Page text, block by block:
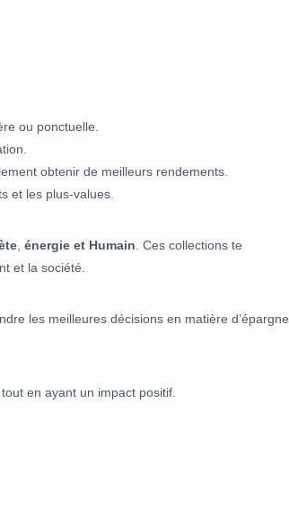
ou ponctuelle.
obtenir de meilleurs rendements.
et les plus-values.
, énergie et Humain. Ces collections te
et la société.
les meilleures décisions en matière d’épargne
en ayant un impact positif.